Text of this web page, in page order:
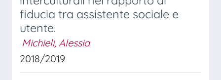
fiducia tra assistente sociale e
utente.
Michieli, Alessia
2018/2019